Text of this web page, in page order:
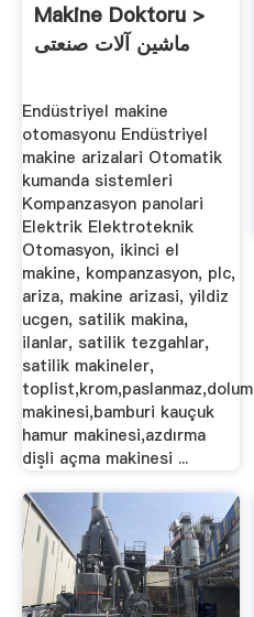
Makine Doktoru >
ماشین آلات صنعتی
Endüstriyel makine
otomasyonu Endüstriyel
makine arizalari Otomatik
kumanda sistemleri
Kompanzasyon panolari
Elektrik Elektroteknik
Otomasyon, ikinci el
makine, kompanzasyon, plc,
ariza, makine arizasi, yildiz
ucgen, satilik makina,
ilanlar, satilik tezgahlar,
satilik makineler,
toplist,krom,paslanmaz,dolum
makinesi,bamburi kauçuk
hamur makinesi,azdırma
dişli açma makinesi ...